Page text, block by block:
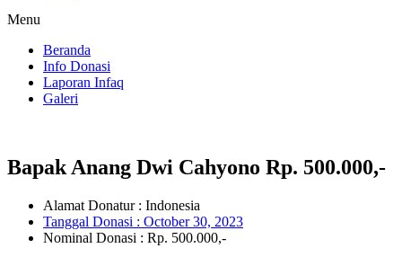
Menu
Beranda
Info Donasi
Laporan Infaq
Galeri
Bapak Anang Dwi Cahyono Rp. 500.000,-
Alamat Donatur : Indonesia
Tanggal Donasi : October 30, 2023
Nominal Donasi : Rp. 500.000,-